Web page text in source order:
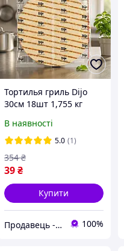
Тортилья гриль Dijo
30см 18шт 1,755 кг
В наявності
5.0 (1)
39 ₴
354 ₴
Купити
Продавець - ТОВ Сі Джі Трейд 100%